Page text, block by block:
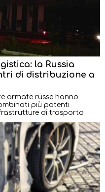
la Russia
di distribuzione a
armate russe hanno
più potenti
di trasporto